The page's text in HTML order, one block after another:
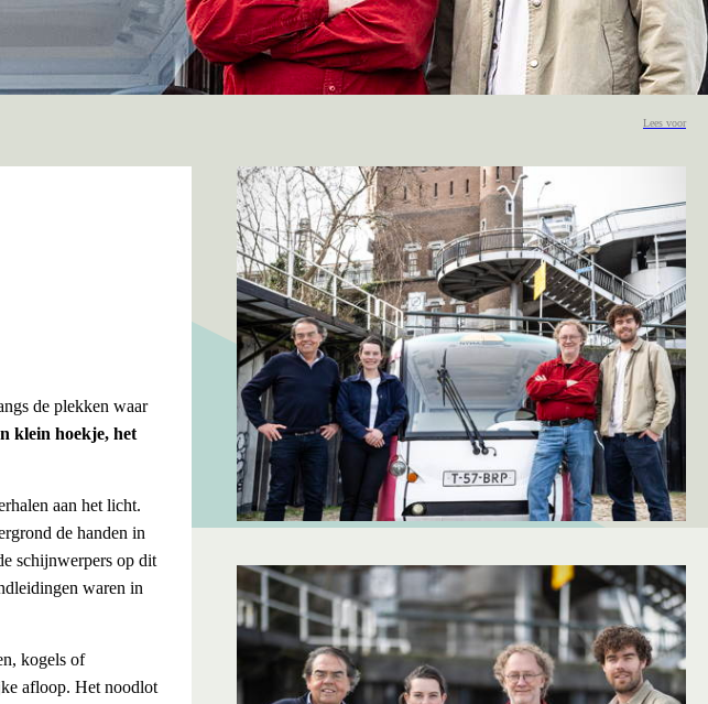
Lees voor
de plekken waar
klein hoekje, het
aan het licht.
de handen in
schijnwerpers op dit
waren in
kogels of
afloop. Het noodlot